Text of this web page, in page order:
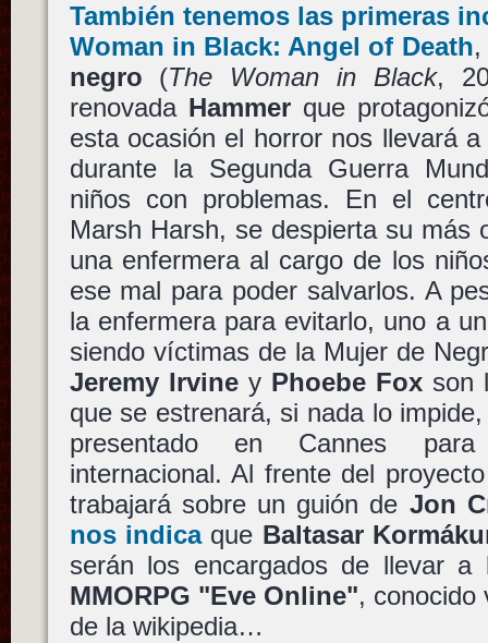
También tenemos las primeras
Woman in Black: Angel of Death
negro (The Woman in Black,
renovada Hammerque
esta ocasión el horror nos llevará
durante la Segunda Guerra
niños con problemas. En el
Marsh Harsh, se despierta su más
una enfermera al cargo de los
ese mal para poder salvarlos. A
la enfermera para evitarlo, uno a
siendo víctimas de la Mujer de
Jeremy Irviney Phoebe Foxson
que se estrenará, si nada lo
presentado en Cannes para
internacional. Al frente del
trabajará sobre un guión de Jon
nos indicaque Baltasar
serán los encargados de llevar a
MMORPG "Eve Online", conocido
de la wikipedia…